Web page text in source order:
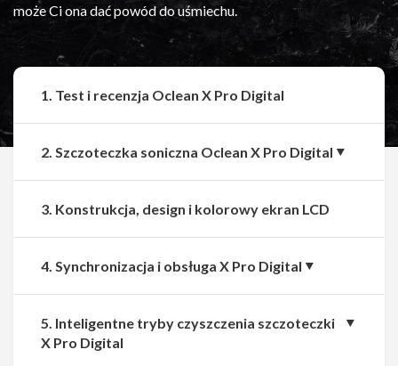
może Ci ona dać powód do uśmiechu.
1. Test i recenzja Oclean X Pro Digital
2. Szczoteczka soniczna Oclean X Pro Digital
3. Konstrukcja, design i kolorowy ekran LCD
4. Synchronizacja i obsługa X Pro Digital
5. Inteligentne tryby czyszczenia szczoteczki
X Pro Digital